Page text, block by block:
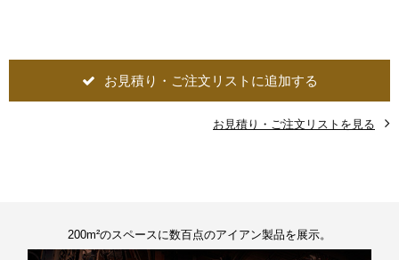
お見積り・ご注文リストに追加する
お見積り・ご注文リストを見る
200m²のスペースに数百点のアイアン製品を展示。